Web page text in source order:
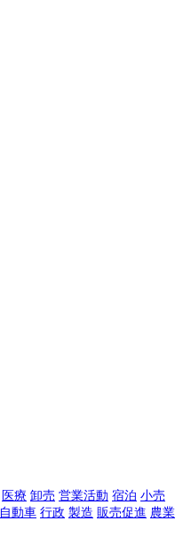
医療 卸売 営業活動 宿泊 小売
自動車 行政 製造 販売促進 農業